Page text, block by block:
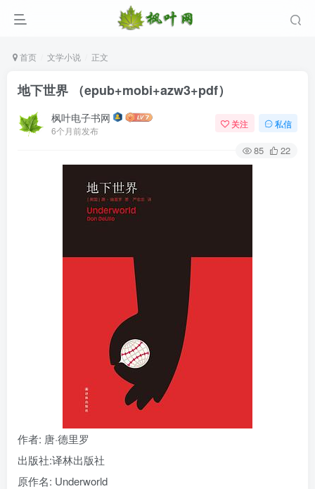
首页 文学小说 正文
地下世界 （epub+mobi+azw3+pdf）
枫叶电子书网
6个月前发布
关注 私信
85 22
作者: 唐·德里罗
出版社:译林出版社
原作名: Underworld
登录
用户名/手机号/邮箱
找回密码
社交账号登录